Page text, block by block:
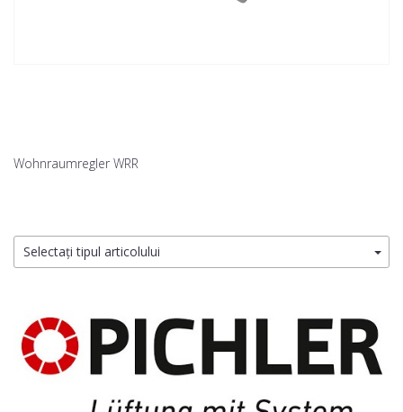
Wohnraumregler WRR
Selectați tipul articolului